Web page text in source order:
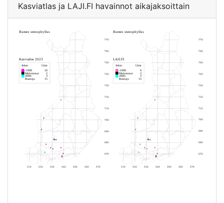
Kasviatlas ja LAJI.FI havainnot aikajaksoittain